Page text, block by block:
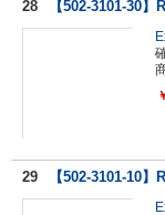
28 【502-3101-30】
29 【502-3101-10】